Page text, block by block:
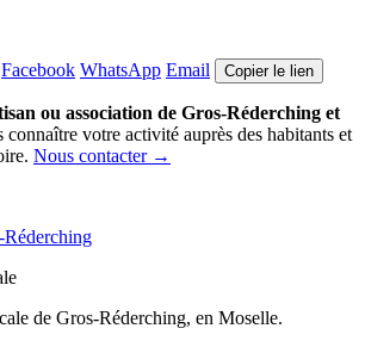
Facebook WhatsApp Email Copier le lien
ou association de Gros-Réderching et
connaître votre activité auprès des habitants et
Nous contacter →
de Gros-Réderching, en Moselle.